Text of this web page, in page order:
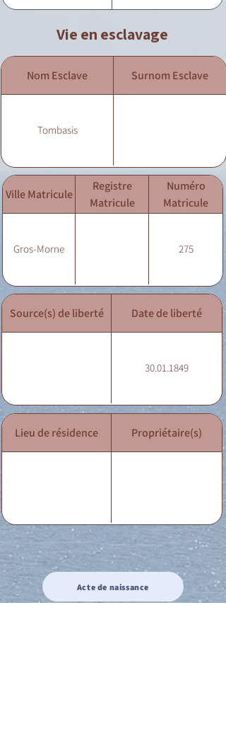
Vie en esclavage
Nom Esclave Surnom Esclave
Tombasis
Ville Matricule
Registre
Matricule
Numéro
Matricule
Gros-Morne 275
Source(s) de liberté Date de liberté
30.01.1849
Lieu de résidence Propriétaire(s)
Acte de naissance